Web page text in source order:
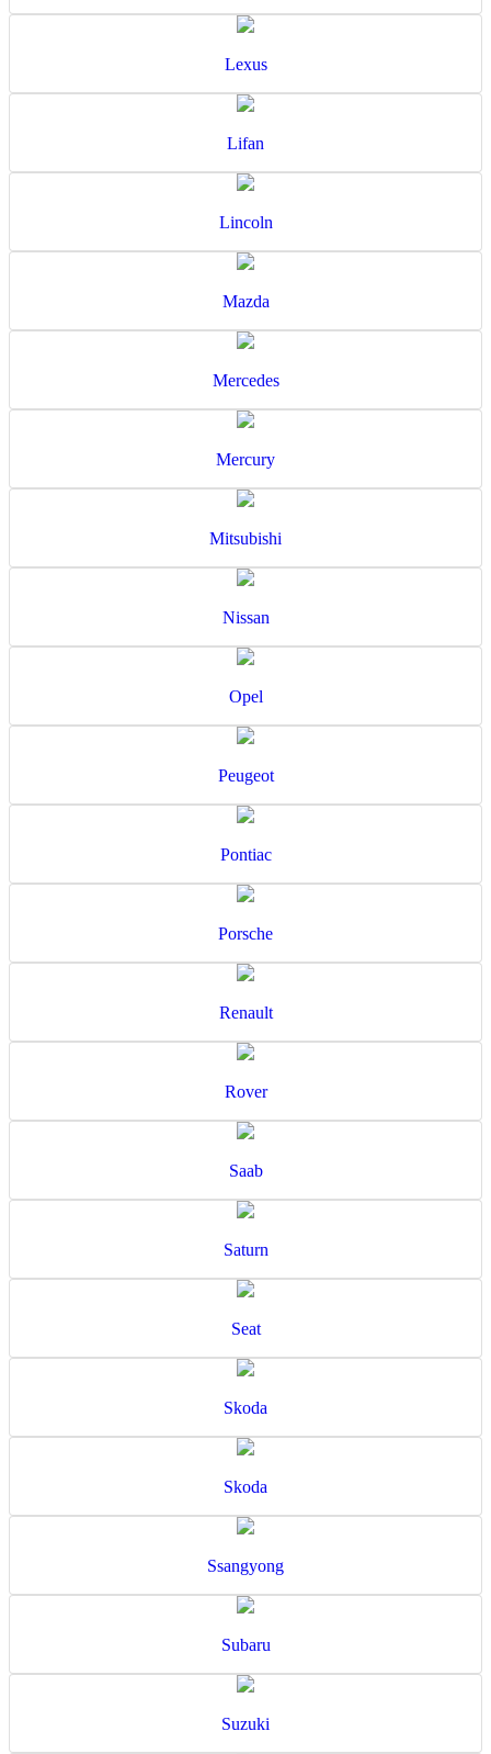
Lexus
Lifan
Lincoln
Mazda
Mercedes
Mercury
Mitsubishi
Nissan
Opel
Peugeot
Pontiac
Porsche
Renault
Rover
Saab
Saturn
Seat
Skoda
Skoda
Ssangyong
Subaru
Suzuki